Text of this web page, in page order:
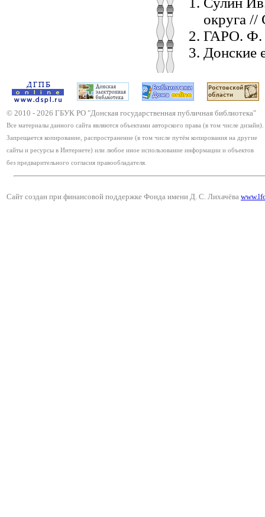
округа
ГАРО. Ф.
Донские
© 2010 - 2026 ГБУК РО "Донская государственная публичная библиотека"
Все материалы данного сайта являются объектами авторского права (в том числе дизайн).
Запрещается копирование, распространение (в том числе путём копирования на другие
сайты и ресурсы в Интернете) или любое иное использование информации и объектов
без предварительного согласия правообладателя.
Сайт создан при финансовой поддержке Фонда имени Д. С. Лихачёва